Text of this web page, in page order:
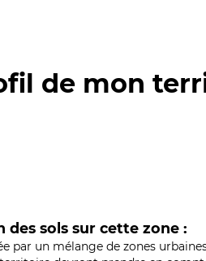
de mon
des sols sur cette zone :
par un mélange de zones